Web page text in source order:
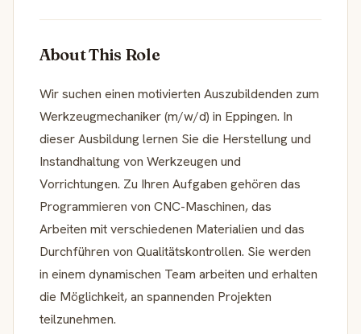
About This Role
Wir suchen einen motivierten Auszubildenden zum
Werkzeugmechaniker (m/w/d) in Eppingen. In
dieser Ausbildung lernen Sie die Herstellung und
Instandhaltung von Werkzeugen und
Vorrichtungen. Zu Ihren Aufgaben gehören das
Programmieren von CNC-Maschinen, das
Arbeiten mit verschiedenen Materialien und das
Durchführen von Qualitätskontrollen. Sie werden
in einem dynamischen Team arbeiten und erhalten
die Möglichkeit, an spannenden Projekten
teilzunehmen.